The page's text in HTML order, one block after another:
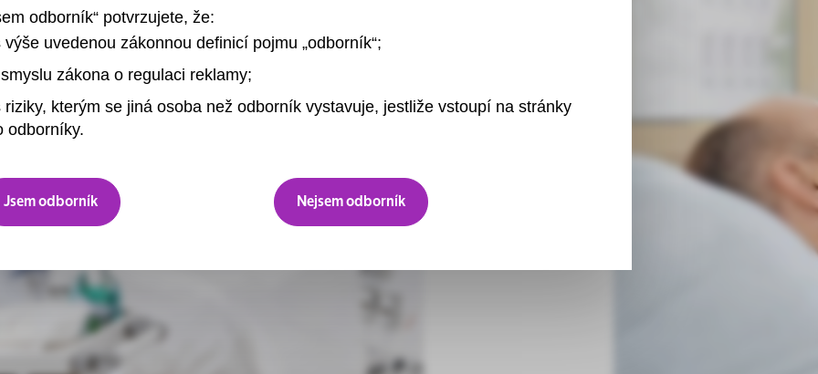
odborník“ potvrzujete, že:
uvedenou zákonnou definicí pojmu „odborník“;
zákona o regulaci reklamy;
kterým se jiná osoba než odborník vystavuje, jestliže vstoupí na stránky
odborníky.
Jsem odborník Nejsem odborník